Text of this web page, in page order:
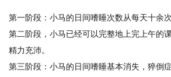
第一阶段：小马的日间嗜睡次数从每天十余
第二阶段，小马已经可以完整地上完上午的
精力充沛。
第三阶段：小马的日间嗜睡基本消失，猝倒